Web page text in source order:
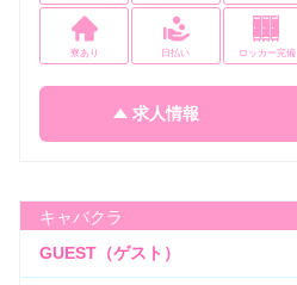
寮あり 日払い ロッカー完備
求人情報
キャバクラ
GUEST（ゲスト）